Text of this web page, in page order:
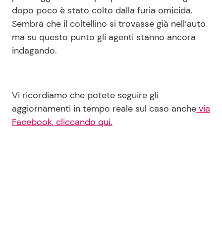
dopo poco è stato colto dalla furia omicida.
Sembra che il coltellino si trovasse già nell’auto
ma su questo punto gli agenti stanno ancora
indagando.
Vi ricordiamo che potete seguire gli
aggiornamenti in tempo reale sul caso anche via
Facebook, cliccando qui.